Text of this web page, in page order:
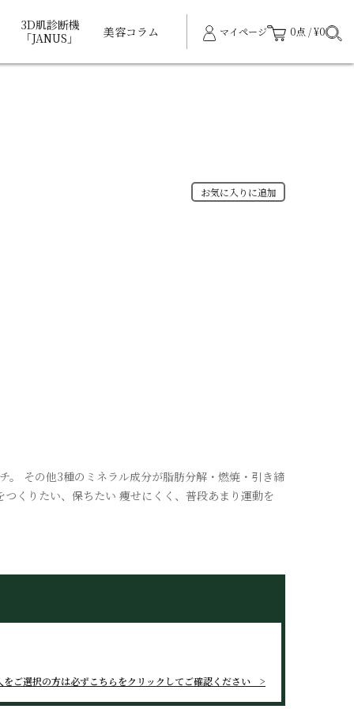
3D肌診断機
「JANUS」
美容コラム マイページ 0点 / ¥0
お気に入りに追加
。 その他3種のミネラル成分が脂肪分解・燃焼・引き締
くりたい、保ちたい 痩せにくく、普段あまり運動を
をご選択の方は必ずこちらをクリックしてご確認ください